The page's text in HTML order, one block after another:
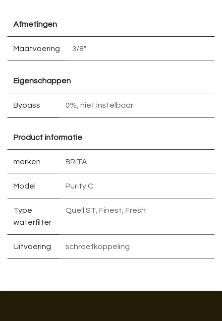
Afmetingen
Maatvoering 3/8"
Eigenschappen
Bypass 0% niet instelbaar
Product informatie
merken BRITA
Model Purity C
Type
waterfilter
Quell ST Finest Fresh
Uitvoering schroefkoppeling